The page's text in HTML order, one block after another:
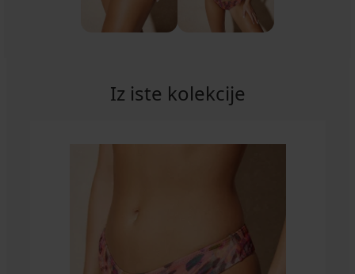
Iz iste kolekcije